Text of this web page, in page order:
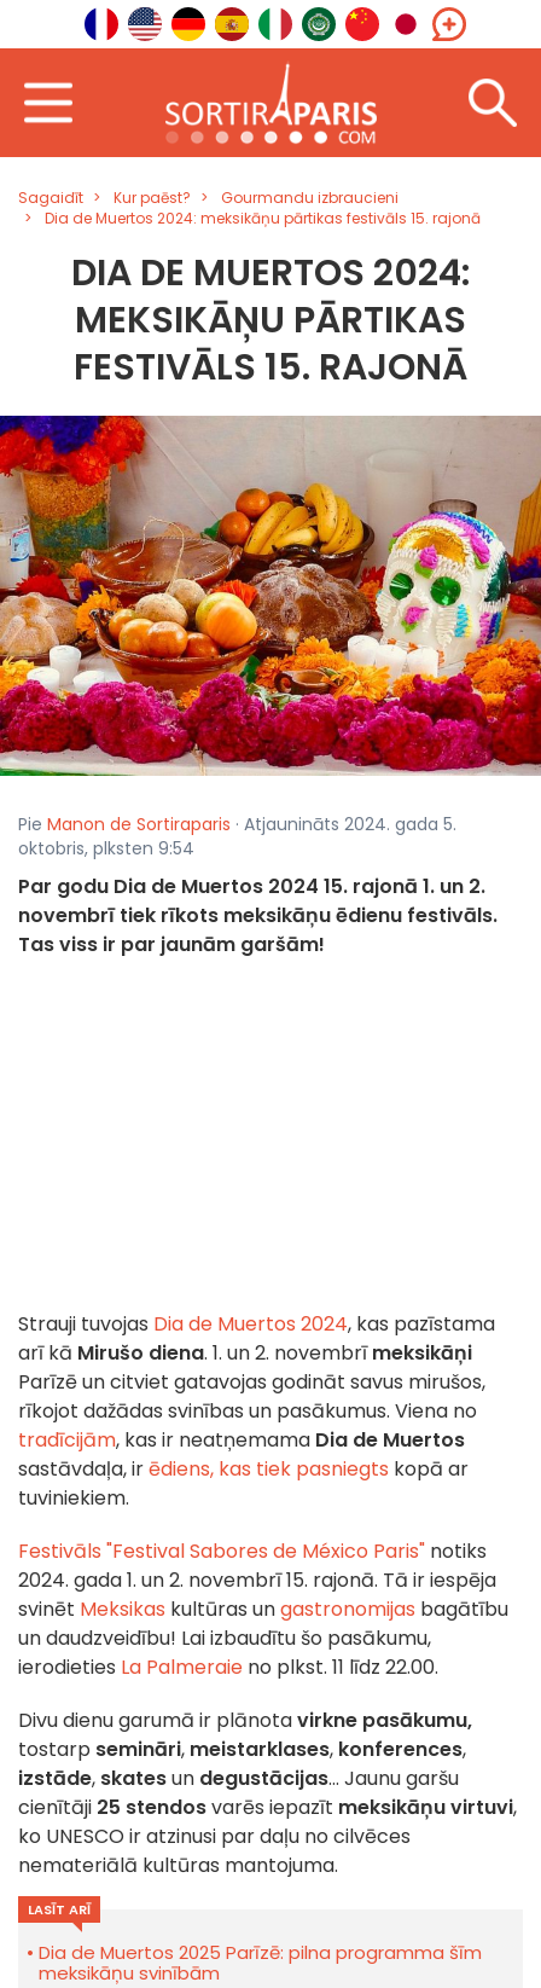
Sagaidīt Kur paēst?
Gourmandu izbraucieni
Dia de Muertos 2024: meksikāņu pārtikas festivāls 15. rajonā
DIA DE MUERTOS 2024:
MEKSIKĀŅU PĀRTIKAS
FESTIVĀLS 15. RAJONĀ
Pie Manon de Sortiraparis · Atjaunināts 2024. gada 5.
oktobris, plksten 9:54
Par godu Dia de Muertos 2024 15. rajonā 1. un 2.
novembrī tiek rīkots meksikāņu ēdienu festivāls.
Tas viss ir par jaunām garšām!
Strauji tuvojas Dia de Muertos 2024, kas pazīstama
arī kā Mirušo diena. 1. un 2. novembrīmeksikāņi
Parīzē un citviet gatavojas godināt savus mirušos,
rīkojot dažādas svinības un pasākumus. Viena no
tradīcijām, kas ir neatņemama Dia de Muertos
sastāvdaļa, irēdiens, kas tiek pasniegts kopā ar
tuviniekiem.
Festivāls "Festival Sabores de México Paris" notiks
2024. gada 1. un 2. novembrī 15. rajonā. Tā ir iespēja
svinēt Meksikas kultūras ungastronomijas bagātību
un daudzveidību! Lai izbaudītu šo pasākumu,
ierodieties La Palmeraie no plkst. 11 līdz 22.00.
Divu dienu garumā ir plānotavirkne pasākumu,
tostarp semināri, meistarklases, konferences,
izstāde, skatesun degustācijas... Jaunu garšu
cienītāji 25 stendosvarēs iepazīt meksikāņu virtuvi,
ko UNESCO ir atzinusi par daļu no cilvēces
nemateriālā kultūras mantojuma.
LASĪT ARĪ
Dia de Muertos 2025 Parīzē: pilna programma šīm
meksikāņu svinībām